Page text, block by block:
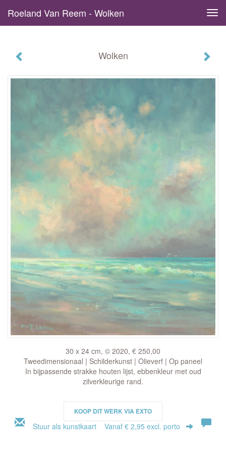
Roeland Van Reem - Wolken
Wolken
30 x 24 cm, © 2020, € 250,00
Tweedimensionaal | Schilderkunst | Olieverf | Op paneel
In bijpassende strakke houten lijst, ebbenkleur met oud
zilverkleurige rand.
KOOP DIT WERK VIA EXTO
Stuur als kunstkaart Vanaf € 2,95 excl. porto